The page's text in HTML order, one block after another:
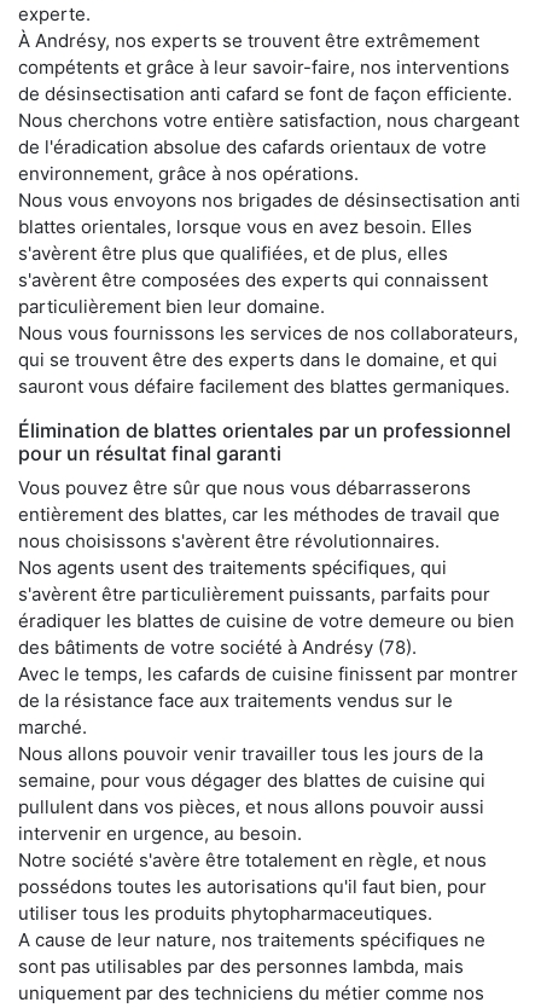
experte.
À Andrésy, nos experts se trouvent être extrêmement
compétents et grâce à leur savoir-faire, nos interventions
de désinsectisation anti cafard se font de façon efficiente.
Nous cherchons votre entière satisfaction, nous chargeant
de l'éradication absolue des cafards orientaux de votre
environnement, grâce à nos opérations.
Nous vous envoyons nos brigades de désinsectisation anti
blattes orientales, lorsque vous en avez besoin. Elles
s'avèrent être plus que qualifiées, et de plus, elles
s'avèrent être composées des experts qui connaissent
particulièrement bien leur domaine.
Nous vous fournissons les services de nos collaborateurs,
qui se trouvent être des experts dans le domaine, et qui
sauront vous défaire facilement des blattes germaniques.
Élimination de blattes orientales par un professionnel
pour un résultat final garanti
Vous pouvez être sûr que nous vous débarrasserons
entièrement des blattes, car les méthodes de travail que
nous choisissons s'avèrent être révolutionnaires.
Nos agents usent des traitements spécifiques, qui
s'avèrent être particulièrement puissants, parfaits pour
éradiquer les blattes de cuisine de votre demeure ou bien
des bâtiments de votre société à Andrésy (78).
Avec le temps, les cafards de cuisine finissent par montrer
de la résistance face aux traitements vendus sur le
marché.
Nous allons pouvoir venir travailler tous les jours de la
semaine, pour vous dégager des blattes de cuisine qui
pullulent dans vos pièces, et nous allons pouvoir aussi
intervenir en urgence, au besoin.
Notre société s'avère être totalement en règle, et nous
possédons toutes les autorisations qu'il faut bien, pour
utiliser tous les produits phytopharmaceutiques.
A cause de leur nature, nos traitements spécifiques ne
sont pas utilisables par des personnes lambda, mais
uniquement par des techniciens du métier comme nos